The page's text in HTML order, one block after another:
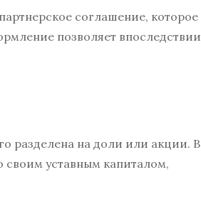
соглашение, которое
позволяет впоследствии
разделена на доли или акции. В
своим уставным капиталом,